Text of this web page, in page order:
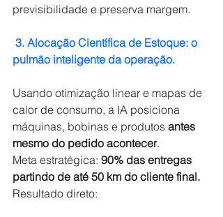
previsibilidade e preserva margem.
3. Alocação Científica de Estoque: o
pulmão inteligente da operação.
Usando otimização linear e mapas de
calor de consumo, a IA posiciona
máquinas, bobinas e produtos antes
mesmo do pedido acontecer.
Meta estratégica: 90% das entregas
partindo de até 50 km do cliente final.
Resultado direto: